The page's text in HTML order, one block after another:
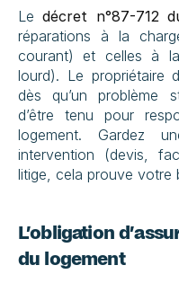
Le décret n°87-712
réparations à la
courant) et celles à
lourd). Le propriétaire
dès qu’un problème
d’être tenu pour
logement. Gardez
intervention (devis,
litige, cela prouve
L’obligation
du logement